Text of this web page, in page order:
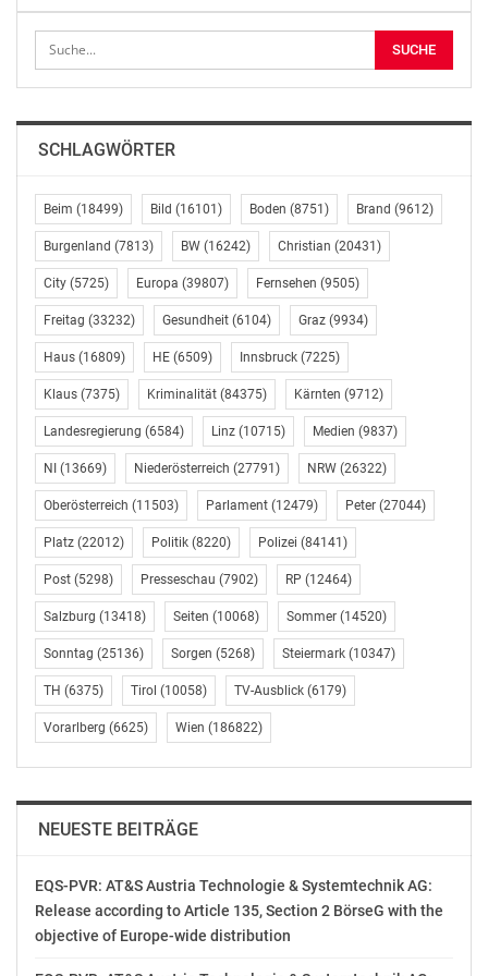
„Als Partner von Familien erleben wir die Sorgen von
vergangene Schuljahr hat immens viel von ihnen
gefordert, die Mehrfachbelastung durch Homeoffice,
an ihre Grenzen gebracht – emotional, psychisch und in
vielen Fällen auch finanziell“, meint Hilfswerk-Expertin
Martina Genser-Medlitsch.
Zahlreiche Eltern haben bereits einen Großteil ihres
Urlaubskontingents ausgeschöpft und stehen nun vor
der Herausforderung, neun schulfreie Wochen zu
überbrücken. Das Hilfswerk bietet in den
Bundesländern daher unterschiedliche Formen der
Sommerbetreuung für Kinder und Schüler/innen an.
Informationen und Beratung, auch zu
Fördermöglichkeiten, erhalten interessierte Eltern bei
den jeweiligen Hilfswerk-Landesverbänden.
Gemeinsam lernen, auch in den Ferien
Darüber hinaus unterstützt das Hilfswerk mit speziellen
Angeboten dabei, Lerndefizite nachzuholen, und bietet
professionelle Vorbereitung auf die nächste Schulstufe
oder einen bevorstehenden Schulwechsel. „Die
Lernbegleitung wird heuer verstärkt nachgefragt. In
als auch den sozial-emotionalen Bedürfnissen der
Kinder gerecht werden“, erläutert Genser-Medlitsch.
Die Leiterin des Bereichs Kinder, Jugend Familie und
Psychosoziale Dienste des Hilfswerk Österreich legt
aber Wert darauf, dass Ferien auch Ferien bleiben:
SCHLAGWÖRTER
Beim (18499) Bild (16101) Boden (8751) Brand (9612)
Burgenland (7813) BW (16242) Christian (20431)
City (5725) Europa (39807) Fernsehen (9505)
Freitag (33232) Gesundheit (6104) Graz (9934)
Haus (16809) HE (6509) Innsbruck (7225)
Klaus (7375) Kriminalität (84375) Kärnten (9712)
Landesregierung (6584) Linz (10715) Medien (9837)
NI (13669) Niederösterreich (27791) NRW (26322)
Oberösterreich (11503) Parlament (12479) Peter (27044)
Platz (22012) Politik (8220) Polizei (84141)
Post (5298) Presseschau (7902) RP (12464)
Salzburg (13418) Seiten (10068) Sommer (14520)
Sonntag (25136) Sorgen (5268) Steiermark (10347)
TH (6375) Tirol (10058) TV-Ausblick (6179)
Vorarlberg (6625) Wien (186822)
NEUESTE BEITRÄGE
EQS-PVR: AT&S Austria Technologie & Systemtechnik AG:
Release according to Article 135, Section 2 BörseG with the
objective of Europe-wide distribution